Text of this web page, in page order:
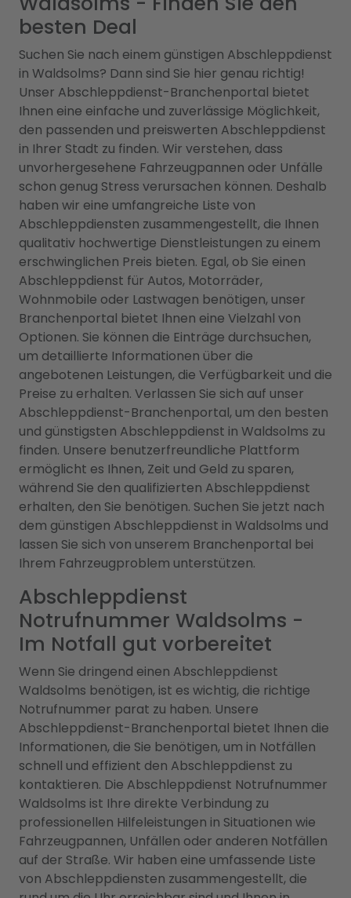
besten Deal
Suchen Sie nach einem günstigen Abschleppdienst
in Waldsolms? Dann sind Sie hier genau richtig!
Unser Abschleppdienst-Branchenportal bietet
Ihnen eine einfache und zuverlässige Möglichkeit,
den passenden und preiswerten Abschleppdienst
in Ihrer Stadt zu finden. Wir verstehen, dass
unvorhergesehene Fahrzeugpannen oder Unfälle
schon genug Stress verursachen können. Deshalb
haben wir eine umfangreiche Liste von
Abschleppdiensten zusammengestellt, die Ihnen
qualitativ hochwertige Dienstleistungen zu einem
erschwinglichen Preis bieten. Egal, ob Sie einen
Abschleppdienst für Autos, Motorräder,
Wohnmobile oder Lastwagen benötigen, unser
Branchenportal bietet Ihnen eine Vielzahl von
Optionen. Sie können die Einträge durchsuchen,
um detaillierte Informationen über die
angebotenen Leistungen, die Verfügbarkeit und die
Preise zu erhalten. Verlassen Sie sich auf unser
Abschleppdienst-Branchenportal, um den besten
und günstigsten Abschleppdienst in Waldsolms zu
finden. Unsere benutzerfreundliche Plattform
ermöglicht es Ihnen, Zeit und Geld zu sparen,
während Sie den qualifizierten Abschleppdienst
erhalten, den Sie benötigen. Suchen Sie jetzt nach
dem günstigen Abschleppdienst in Waldsolms und
lassen Sie sich von unserem Branchenportal bei
Ihrem Fahrzeugproblem unterstützen.
Abschleppdienst
Notrufnummer Waldsolms -
Im Notfall gut vorbereitet
Wenn Sie dringend einen Abschleppdienst
Waldsolms benötigen, ist es wichtig, die richtige
Notrufnummer parat zu haben. Unsere
Abschleppdienst-Branchenportal bietet Ihnen die
Informationen, die Sie benötigen, um in Notfällen
schnell und effizient den Abschleppdienst zu
kontaktieren. Die Abschleppdienst Notrufnummer
Waldsolms ist Ihre direkte Verbindung zu
professionellen Hilfeleistungen in Situationen wie
Fahrzeugpannen, Unfällen oder anderen Notfällen
auf der Straße. Wir haben eine umfassende Liste
von Abschleppdiensten zusammengestellt, die